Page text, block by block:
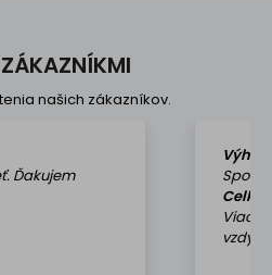
našich zákazníkov.
Ďakujem
vzdy k